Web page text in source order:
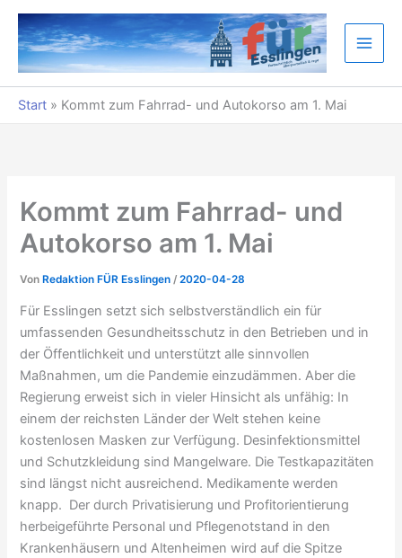
Zum
Inhalt
springen
Start » Kommt zum Fahrrad- und Autokorso am 1. Mai
Kommt zum Fahrrad- und
Autokorso am 1. Mai
Von Redaktion FÜR Esslingen/2020-04-28
Für Esslingen setzt sich selbstverständlich ein für
umfassenden Gesundheitsschutz in den Betrieben und in
der Öffentlichkeit und unterstützt alle sinnvollen
Maßnahmen, um die Pandemie einzudämmen. Aber die
Regierung erweist sich in vieler Hinsicht als unfähig: In
einem der reichsten Länder der Welt stehen keine
kostenlosen Masken zur Verfügung. Desinfektionsmittel
und Schutzkleidung sind Mangelware. Die Testkapazitäten
sind längst nicht ausreichend. Medikamente werden
knapp. Der durch Privatisierung und Profitorientierung
herbeigeführte Personal und Pflegenotstand in den
Krankenhäusern und Altenheimen wird auf die Spitze